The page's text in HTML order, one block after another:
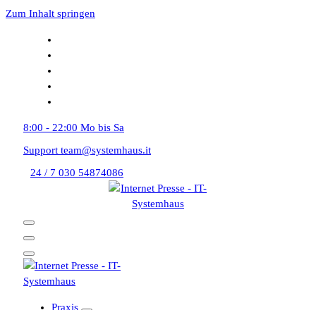
Zum Inhalt springen
8:00 - 22:00 Mo bis Sa
Support team@systemhaus.it
24 / 7 030 54874086
Praxis